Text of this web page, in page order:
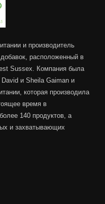
и производитель
расположенный в
Sussex. Компания была
и Sheila Gaiman и
которая производила
время в
140 продуктов, а
и захватывающих